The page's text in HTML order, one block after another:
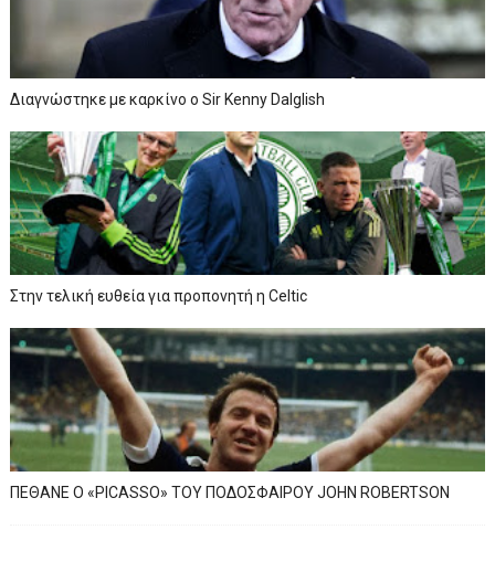
Διαγνώστηκε με καρκίνο ο Sir Kenny Dalglish
Στην τελική ευθεία για προπονητή η Celtic
ΠΕΘΑΝΕ Ο «PICASSO» TOY ΠΟΔΟΣΦΑΙΡΟΥ JOHN ROBERTSON